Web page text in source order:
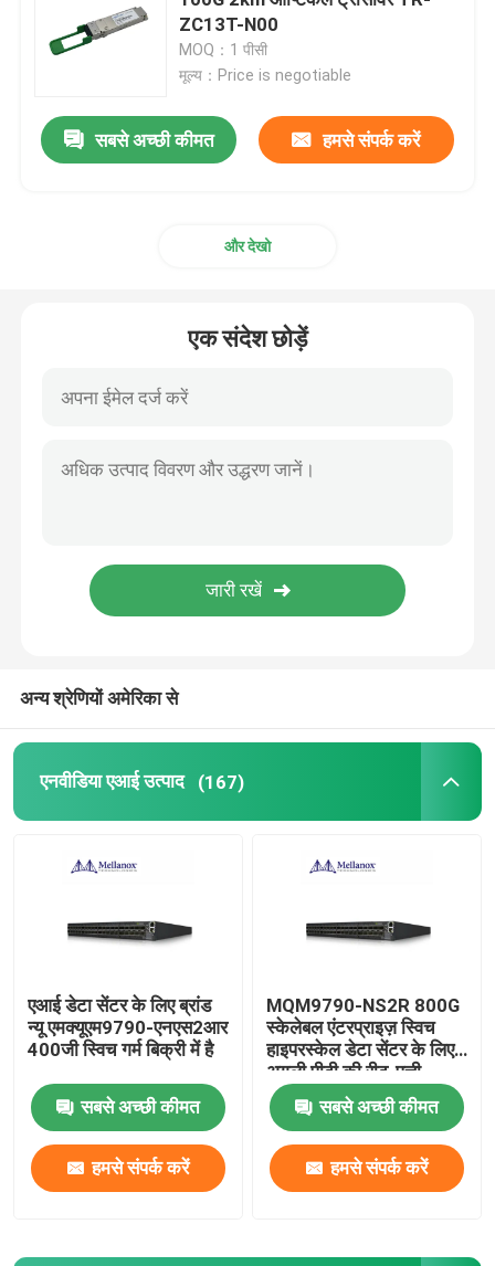
25G SFP28 मॉड्यूल
10G SFP मॉड्यूल
ब्रोकेड एफसी एसएफपी मॉड्यूल
ब्रोकेड सैन स्विच
ब्रोकेड पीओडी लाइसेंस
मूल एसएफपी मॉड्यूल
40जी क्यूएसएफपी+ ट्रांसीवर
डीएसी/एओसी ऑप्टिकल केबल
ZC13T-N00
MOQ：1 पीसी
मूल्य：Price is negotiable
सबसे अच्छी कीमत हमसे संपर्क करें
और देखो
एक संदेश छोड़ें
अन्य श्रेणियों अमेरिका से
एनवीडिया एआई उत्पाद (167)
एआई डेटा सेंटर के लिए ब्रांड
न्यू एमक्यूएम9790-एनएस2आर
400जी स्विच गर्म बिक्री में है
सबसे अच्छी कीमत
हमसे संपर्क करें
MQM9790-NS2R 800G
स्केलेबल एंटरप्राइज़ स्विच
हाइपरस्केल डेटा सेंटर के लिए
अगली पीढ़ी की रीढ़-पत्ती
वास्तुकला
सबसे अच्छी कीमत
हमसे संपर्क करें